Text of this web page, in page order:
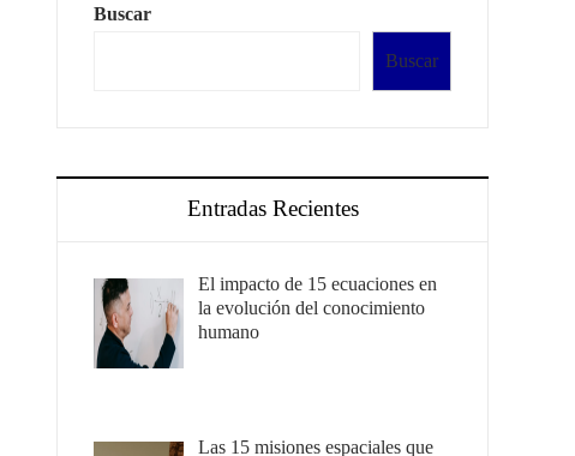
Buscar
Buscar
Entradas Recientes
El impacto de 15 ecuaciones en
la evolución del conocimiento
humano
Las 15 misiones espaciales que